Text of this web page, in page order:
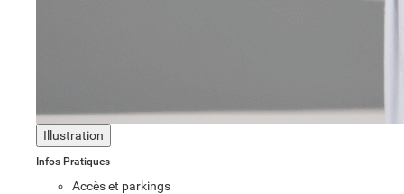
Illustration
Infos Pratiques
Accès et parkings